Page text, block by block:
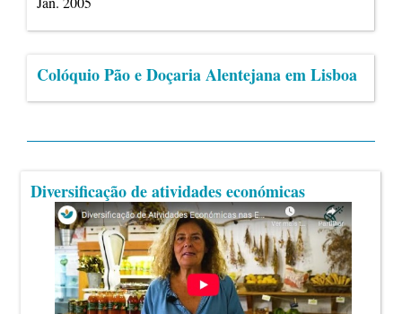
Colóquio Pão e Doçaria Alentejana em Lisboa
Diversificação de atividades económicas